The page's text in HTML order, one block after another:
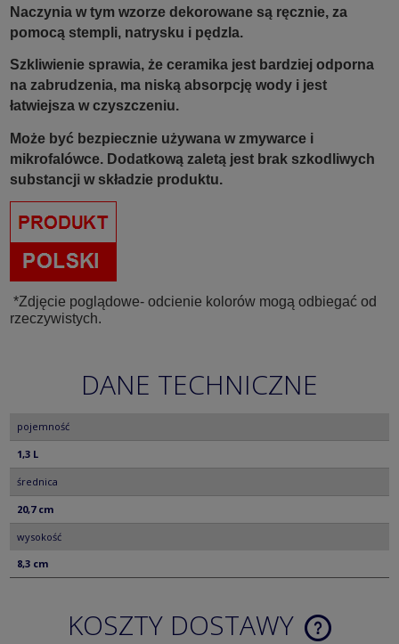
Naczynia w tym wzorze dekorowane są ręcznie, za
pomocą stempli, natrysku i pędzla.
Szkliwienie sprawia, że ceramika jest bardziej odporna
na zabrudzenia, ma niską absorpcję wody i jest
łatwiejsza w czyszczeniu.
Może być bezpiecznie używana w zmywarce i
mikrofalówce. Dodatkową zaletą jest brak szkodliwych
substancji w składzie produktu.
*Zdjęcie poglądowe- odcienie kolorów mogą odbiegać od
rzeczywistych.
DANE TECHNICZNE
pojemność
1,3 L
średnica
20,7 cm
wysokość
8,3 cm
KOSZTY DOSTAWY
CENA NIE